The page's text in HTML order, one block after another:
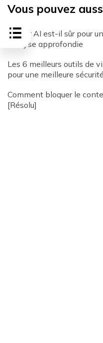
Vous pouvez
Janitor AI est-il sûr pour
analyse approfondie
Les 6 meilleurs outils de
pour une meilleure
Comment bloquer le
[Résolu]